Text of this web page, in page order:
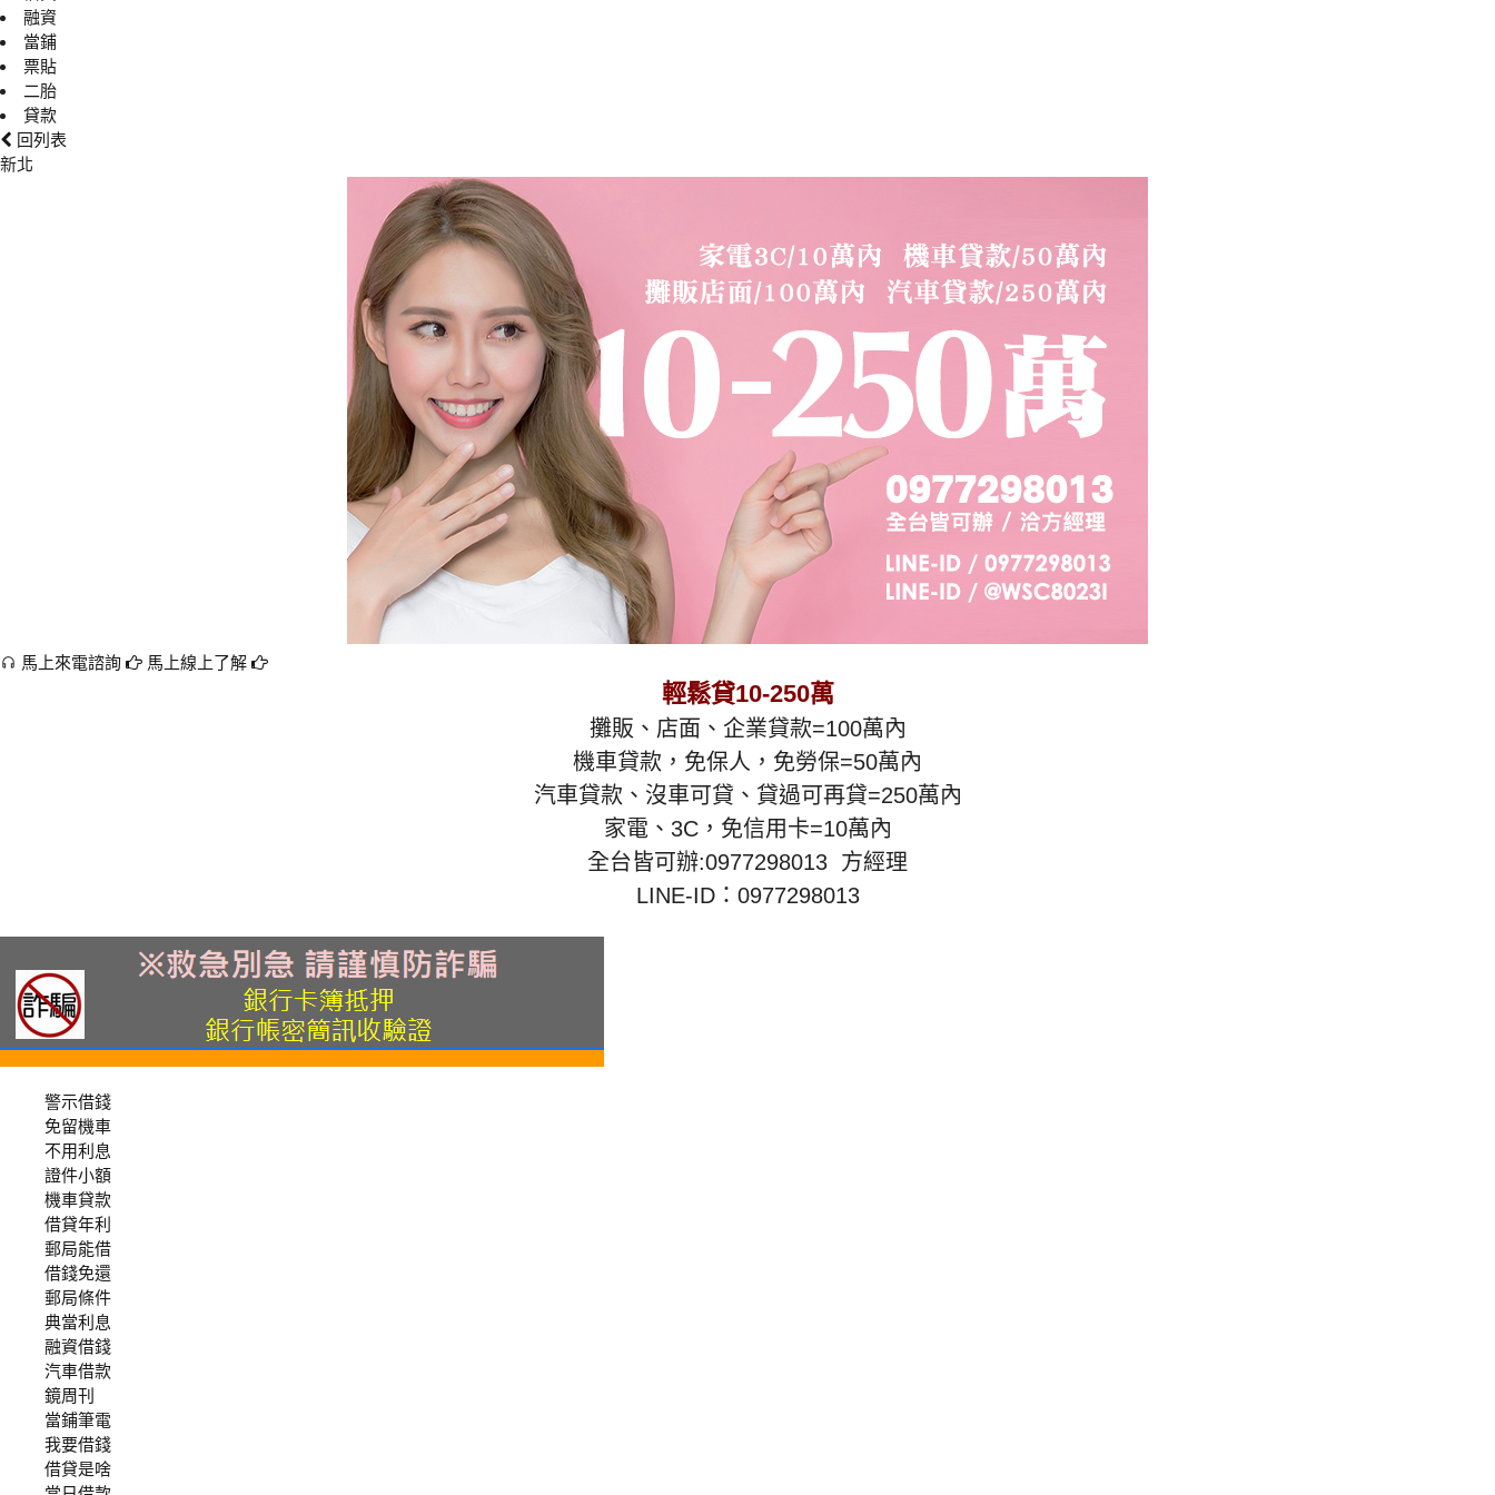
融資
當鋪
票貼
二胎
貸款
回列表
新北
馬上來電諮詢 馬上線上了解
輕鬆貸10-250萬
攤販、店面、企業貸款=100萬內
機車貸款，免保人，免勞保=50萬內
汽車貸款、沒車可貸、貸過可再貸=250萬內
家電、3C，免信用卡=10萬內
全台皆可辦:0977298013 方經理
LINE-ID：0977298013
警示借錢
免留機車
不用利息
證件小額
機車貸款
借貸年利
郵局能借
借錢免還
郵局條件
典當利息
融資借錢
汽車借款
鏡周刊
當鋪筆電
我要借錢
借貸是啥